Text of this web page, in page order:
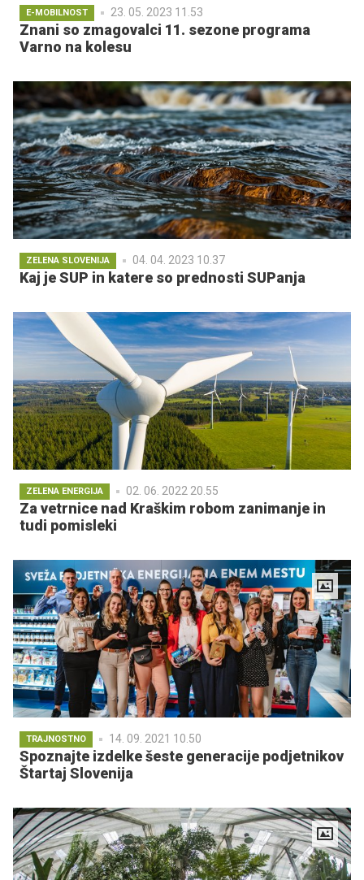
E-MOBILNOST 23. 05. 2023 11.53
Znani so zmagovalci 11. sezone programa
Varno na kolesu
ZELENA SLOVENIJA 04. 04. 2023 10.37
Kaj je SUP in katere so prednosti SUPanja
ZELENA ENERGIJA 02. 06. 2022 20.55
Za vetrnice nad Kraškim robom zanimanje in
tudi pomisleki
TRAJNOSTNO 14. 09. 2021 10.50
Spoznajte izdelke šeste generacije podjetnikov
Štartaj Slovenija